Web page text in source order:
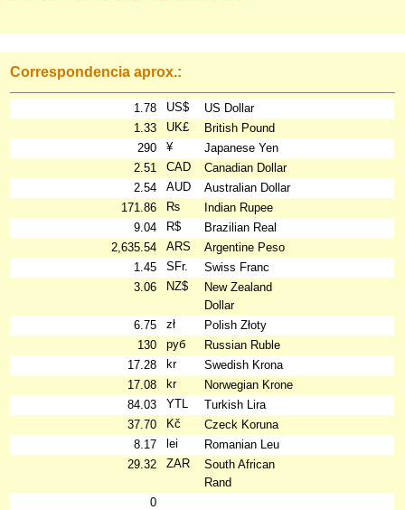
Correspondencia aprox.:
1.78 US$
US Dollar
1.33
UK£
British Pound
290
¥
Japanese Yen
2.51
CAD
Canadian Dollar
2.54
AUD
Australian Dollar
171.86
₨
Indian Rupee
9.04
R$
Brazilian Real
2,635.54
ARS
Argentine Peso
1.45
SFr.
Swiss Franc
3.06
NZ$
New Zealand
Dollar
6.75
zł
Polish Złoty
130
руб
Russian Ruble
17.28
kr
Swedish Krona
17.08
kr
Norwegian Krone
84.03
YTL
Turkish Lira
37.70
Kč
Czeck Koruna
8.17
lei
Romanian Leu
29.32
ZAR
South African
Rand
0